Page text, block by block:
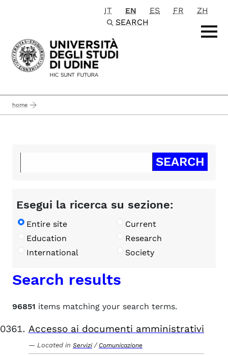
Passa al contenuto principale
IT EN ES FR
ZH
SEARCH
home
Esegui la ricerca su sezione:
Entire site
Current
Education
Research
International
Society
Search results
96851 items matching your search terms.
Accesso ai documenti amministrativi
Located in Servizi / Comunicazione